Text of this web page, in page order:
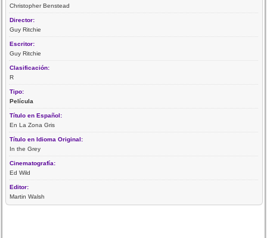
Christopher Benstead
Director:
Guy Ritchie
Escritor:
Guy Ritchie
Clasificación:
R
Tipo:
Película
Título en Español:
En La Zona Gris
Título en Idioma Original:
In the Grey
Cinematografía:
Ed Wild
Editor:
Martin Walsh